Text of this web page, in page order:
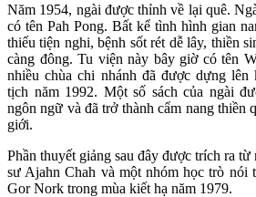
Năm 1954, ngài được thỉnh về lại quê.
có tên Pah Pong. Bất kể tình hình gian
thiếu tiện nghi, bệnh sốt rét dễ lây, thiền
càng đông. Tu viện này bây giờ có tên
nhiều chùa chi nhánh đã được dựng
tịch năm 1992. Một số sách của ngài
ngôn ngữ và đã trở thành cẩm nang thiền
giới.
Phần thuyết giảng sau đây được trích ra
sư Ajahn Chah và một nhóm học trò nói
Gor Nork trong mùa kiết hạ năm 1979.